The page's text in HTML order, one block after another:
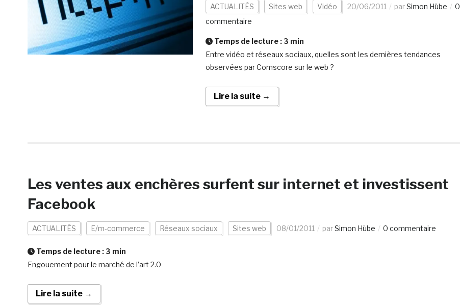
ACTUALITÉS Sites web Vidéo 20/06/2011 parSimon Hübe
0
commentaire
Temps de lecture : 3 min
Entre vidéo et réseaux sociaux, quelles sont les dernières tendances
observées par Comscore sur le web ?
Lire la suite →
Les ventes aux enchères surfent sur internet et investissent
Facebook
ACTUALITÉS E/m-commerce Réseaux sociaux Sites web 08/01/2011 parSimon Hübe 0 commentaire
Temps de lecture : 3 min
Engouement pour le marché de l’art 2.0
Lire la suite →